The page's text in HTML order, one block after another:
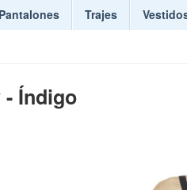
Pantalones Trajes
- Índigo